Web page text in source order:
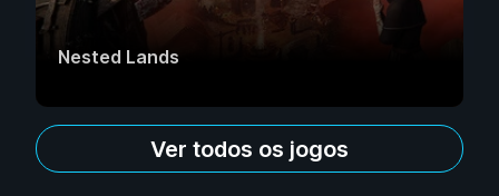
Nested Lands
Ver todos os jogos